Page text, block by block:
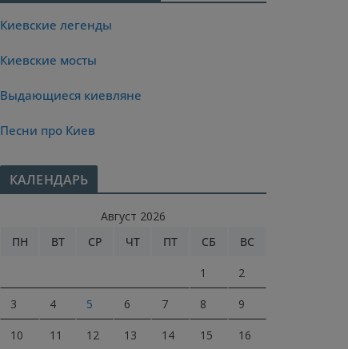
Киевские легенды
Киевские мосты
Выдающиеся киевляне
Песни про Киев
КАЛЕНДАРЬ
Август 2026
ПН
ВТ СР ЧТ ПТ СБ ВС
1 2
3 4 5 6 7 8 9
10 11 12 13 14 15 16